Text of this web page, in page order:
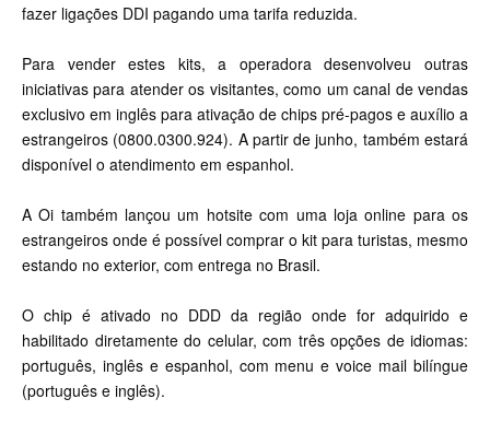
fazer ligações DDI pagando uma tarifa reduzida.
Para vender estes kits, a operadora desenvolveu outras
iniciativas para atender os visitantes, como um canal de vendas
exclusivo em inglês para ativação de chips pré-pagos e auxílio a
estrangeiros (0800.0300.924). A partir de junho, também estará
disponível o atendimento em espanhol.
A Oi também lançou um hotsite com uma loja online para os
estrangeiros onde é possível comprar o kit para turistas, mesmo
estando no exterior, com entrega no Brasil.
O chip é ativado no DDD da região onde for adquirido e
habilitado diretamente do celular, com três opções de idiomas:
português, inglês e espanhol, com menu e voice mail bilíngue
(português e inglês).